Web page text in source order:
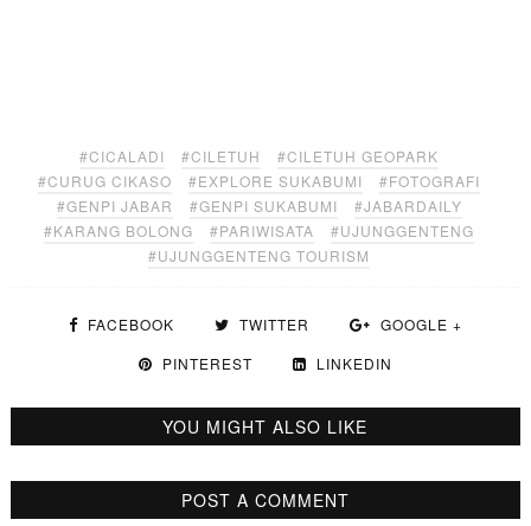
#CICALADI #CILETUH
#CILETUH GEOPARK
#CURUG CIKASO
#EXPLORE SUKABUMI
#FOTOGRAFI
#GENPI JABAR
#GENPI SUKABUMI
#JABARDAILY
#KARANG BOLONG
#PARIWISATA
#UJUNGGENTENG
#UJUNGGENTENG TOURISM
FACEBOOK TWITTER
GOOGLE +
PINTEREST
LINKEDIN
YOU MIGHT ALSO LIKE
POST A COMMENT